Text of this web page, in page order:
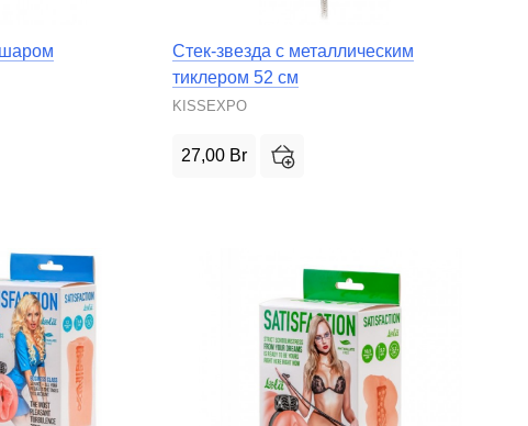
шаром
Стек-звезда с металлическим
тиклером 52 см
KISSEXPO
27,00 Br